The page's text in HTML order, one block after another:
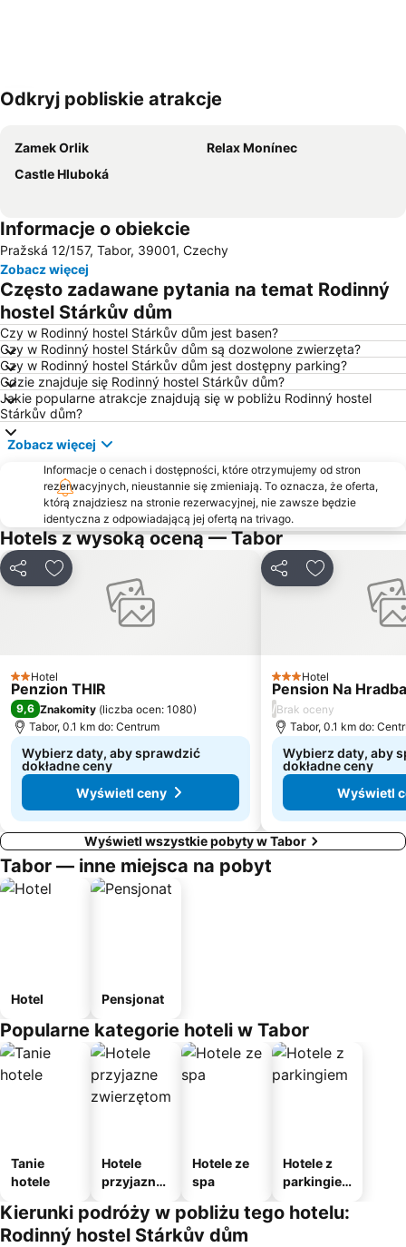
Powiększ mapę
Odkryj pobliskie atrakcje
Zamek Orlik
Relax Monínec
Castle Hluboká
Informacje o obiekcie
Pražská 12/157, Tabor, 39001, Czechy
Zobacz więcej
Często zadawane pytania na temat Rodinný
hostel Stárkův dům
Czy w Rodinný hostel Stárkův dům jest basen?
Czy w Rodinný hostel Stárkův dům są dozwolone zwierzęta?
Czy w Rodinný hostel Stárkův dům jest dostępny parking?
Gdzie znajduje się Rodinný hostel Stárkův dům?
Jakie popularne atrakcje znajdują się w pobliżu Rodinný hostel
Stárkův dům?
Zobacz więcej
Informacje o cenach i dostępności, które otrzymujemy od stron
rezerwacyjnych, nieustannie się zmieniają. To oznacza, że oferta,
którą znajdziesz na stronie rezerwacyjnej, nie zawsze będzie
identyczna z odpowiadającą jej ofertą na trivago.
Hotels z wysoką oceną — Tabor
UdostępnijDodaj do ulubionych
2 Kategoria
Hotel
Penzion THIR
9,6 Znakomity (liczba ocen: 1080)
Tabor, 0.1 km do: Centrum
Wybierz daty, aby sprawdzić
dokładne ceny
Wyświetl ceny
UdostępnijDodaj do
3 Kategoria
Hotel
Pension Na
/Brak oceny
Tabor, 0.1 km do:
Wybierz daty, aby
dokładne ceny
Wyświetl
Wyświetl wszystkie pobyty w Tabor
Tabor — inne miejsca na pobyt
Hotel Pensjonat
Popularne kategorie hoteli w Tabor
Tanie
hotele
Hotele
przyjazne
m
Hotele ze
spa
Hotele z
parkingie
Kierunki podróży w pobliżu tego hotelu:
Rodinný hostel Stárkův dům